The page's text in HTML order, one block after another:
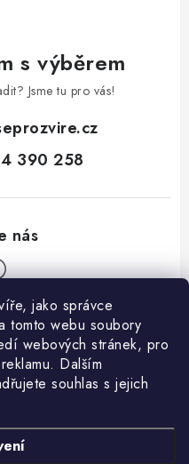
jako správce
tomto webu soubory
webových stránek, pro
Dalším
souhlas s jejich
s výběrem
Jsme tu pro vás!
390 258